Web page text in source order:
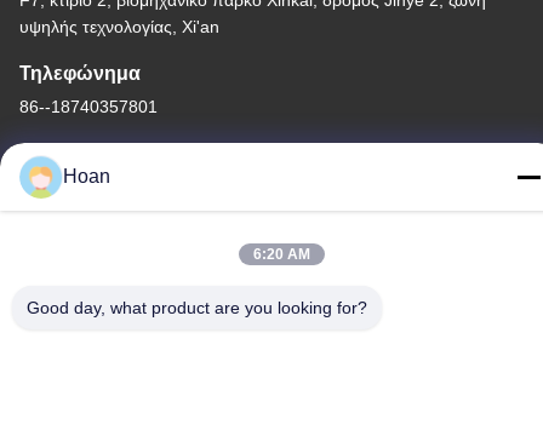
υψηλής τεχνολογίας, Xi'an
Τηλεφώνημα
86--18740357801
Κίνα Καλή ποιότητα Μονωτής δόνησης σχοινιών καλωδίων
Διατηρούνται όλα τα πνευματικά δικαιώματα.
Hoan
6:20 AM
Good day, what product are you looking for?